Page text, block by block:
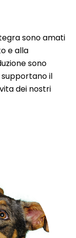
sono amati
e alla
sono
il
dei nostri